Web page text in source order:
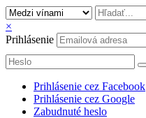
×
Prihlásenie
Prihlásenie cez Facebook
Prihlásenie cez Google
Zabudnuté heslo